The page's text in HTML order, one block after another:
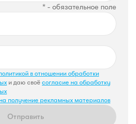
* - обязательное поле
в отношении обработки
и даю своё согласие на обработку
получение рекламных материалов
Отправить